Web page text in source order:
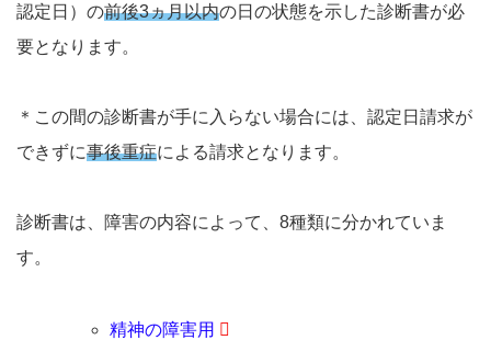
認定日）の前後3ヵ月以内の日の状態を示した診断書が必
要となります。
＊この間の診断書が手に入らない場合には、認定日請求が
できずに事後重症による請求となります。
診断書は、障害の内容によって、8種類に分かれていま
す。
精神の障害用